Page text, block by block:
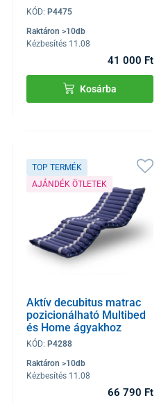
KÓD: P4475
Raktáron >10db
Kézbesítés 11.08
41 000 Ft
Kosárba
TOP TERMÉK
AJÁNDÉK ÖTLETEK
Aktív decubitus matrac
pozicionálható Multibed
és Home ágyakhoz
KÓD: P4288
Raktáron >10db
Kézbesítés 11.08
66 790 Ft